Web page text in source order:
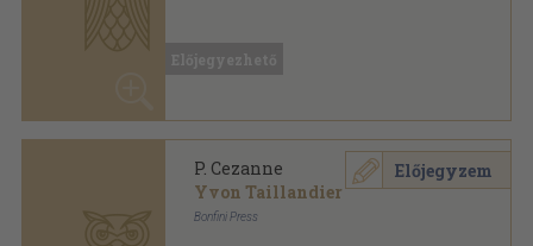
P. Cezanne
Yvon Taillandier
Bonfini Press
Fűzött kemény papírkötés ,90 oldal
Előjegyzem